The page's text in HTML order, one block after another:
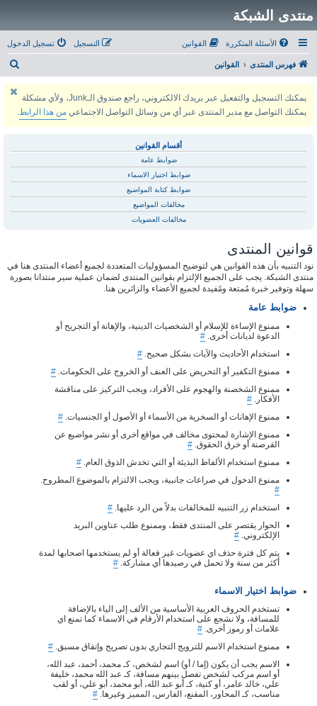
منتدى الشبكة
الأسئلة المتكررة القوانين تسجيل الدخول التسجيل
فهرس المنتدى القوانين
يمكنك التسجيل والتفعيل عبر بريدك الالكتروني، راجع صندوق الـJunk، ولأي مشكلة
يمكنك التواصل مع مدير المنتدى عبر أي من وسائل التواصل الاجتماعي من هذا الرابط.
أقسام القوانين
ضوابط عامة
ضوابط اختيار الاسماء
ضوابط كتابة المواضيع
مخالفات المواضيع
مخالفات العضويات
قوانين المنتدى
نود التنبيه بأن هذه القوانين هي لتوضيح المسؤوليات المتعددة لجميع أعضاء المنتدى هنا في
منتدى الشبكة. يجب على الجميع الإلتزام بقوانين المنتدى لضمان عملية سير منتدانا بصورة
سهلة وتوفير خبرة مُمتعة ومًفيدة لجميع الأعضاء والزائرين هنا.
ضوابط عامة
ممنوع الإساءة للإسلام أو الشخصيات الدينية، والإهانة أو التجريح أو
الدعوة لديانات أخرى. #
استخدام الأحاديث والآيات بشكل صحيح. #
ممنوع التكفير أو التحريض على العنف أو الخروج على الحكومات. #
ممنوع الشخصنة والهجوم على الأفراد، ويجب التركيز على مناقشة
الأفكار. #
ممنوع الإهانات أو السخرية من الأسماء أو الأصول أو الجنسيات. #
ممنوع الإشارة لمحتوى مخالف في مواقع أخرى أو نشر مواضيع عن
القرصنة أو خرق الحقوق. #
ممنوع استخدام الألفاظ البذيئة أو التي تخدش الذوق العام. #
ممنوع الدخول في صراعات جانبية، ويجب الالتزام بالموضوع المطروح.
#
استخدام زر التنبيه للمخالفات بدلاً من الرد عليها. #
الحوار يقتصر على المنتدى فقط، وممنوع طلب عناوين البريد
الإلكتروني. #
يتم كل فترة حذف اي عضويات غير فعالة أو لم يستخدمها اصحابها لمدة
أكثر من سنة ولا تحمل في رصيدها أي مشاركة. #
ضوابط اختيار الاسماء
تستخدم الحروف العربية الأساسية من الألف إلى الياء بالإضافة
للمسافة، ولا نشجع على استخدام الأرقام في الاسماء كما تمنع اي
علامات أو رموز أخرى. #
ممنوع استخدام الاسم للترويج التجاري بدون تصريح وإتفاق مسبق. #
الاسم يجب أن يكون (إما / أو) اسم لشخص، كـ محمد، أحمد، عبد الله،
أو اسم مركب لشخص تفصل بينهم مسافة، كـ عبد الله محمد، خليفة
علي، خالد عامر، أو كنية، كـ أبو عبد الله، أبو محمد، أبو علي، أو لقب
مناسب، كـ المحاور، المقنع، الفارس، المميز وغيرها. #